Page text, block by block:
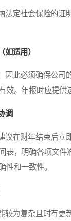
定社会保险的证
适用）
此必须确保公司
效。年报时应提供
调
在财年结束后立
表，明确各项文
性和一致性。
为复杂且时有更